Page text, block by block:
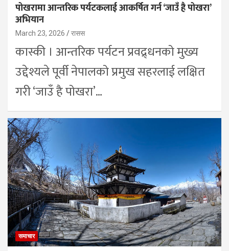
पोखरामा आन्तरिक पर्यटकलाई आकर्षित गर्न ‘जाउँ है पोखरा’
अभियान
March 23, 2026 रासस
कास्की । आन्तरिक पर्यटन प्रवद्र्धनको मुख्य
उद्देश्यले पूर्वी नेपालको प्रमुख सहरलाई लक्षित
गरी ‘जाउँ है पोखरा’…
समाचार